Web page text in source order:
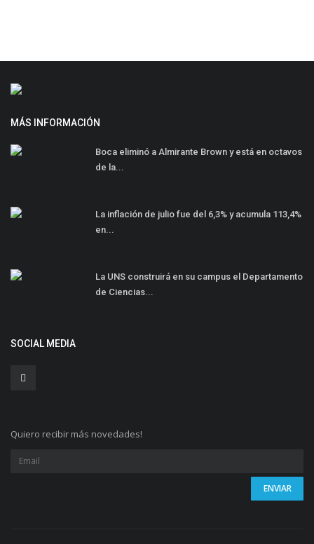
MÁS INFORMACIÓN
Boca eliminó a Almirante Brown y está en octavos
de la...
La inflación de julio fue del 6,3% y acumula 113,4%
en...
La UNS construirá en su campus el Departamento
de Ciencias...
SOCIAL MEDIA
Quiero recibir más novedades!